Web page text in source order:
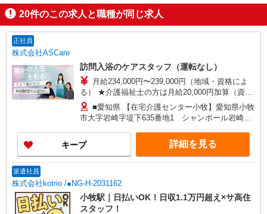
20件のこの求人と職種が同じ求人
正社員
株式会社ASCare
訪問入浴のケアスタッフ（運転なし）
月給234,000円〜239,000円（地域・資格によ
る） ★介護福祉士の方は月給20,000円加算（資格
手当） 別途交通費支給（30,000円上限／月） 別途
残業手当（月平均残業時間15時間）残業代全額支
給
■愛知県 【在宅介護センター小牧】愛知県小牧
市大字岩崎字堤下635番地1 シャンポール岩崎1
二丁目17番7 ■岐阜県 【在宅介護センター岐阜
北】岐阜県岐阜市白菊町四丁目47番地1 白菊町4
丁目矢島店舗事務所 【在宅介護センター中津川】
ター郡上】岐阜県郡上市大和町徳永668番地2 ■三
重県 【在宅介護センター松阪】三重県松阪市中央
町39番地10
キープ 詳細を見る
派遣社員
株式会社kotrio /●NG-H-2031162
小牧駅｜日払いOK！日収1.1万円超え×サ高住
スタッフ！